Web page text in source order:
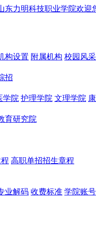
构设置 附属机构 校园风采
招
学院 护理学院 文理学院
育研究院
高职单招招生章程
业解码 收费标准 学院账号